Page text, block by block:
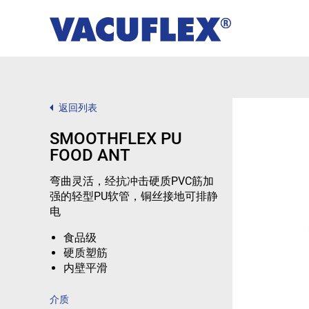
返回列表
SMOOTHFLEX PU
FOOD ANT
弯曲灵活，经抗冲击硬质PVC筋加
强的轻型PU软管，铜丝接地可排静
电
食品级
硬质塑筋
内壁平滑
介质